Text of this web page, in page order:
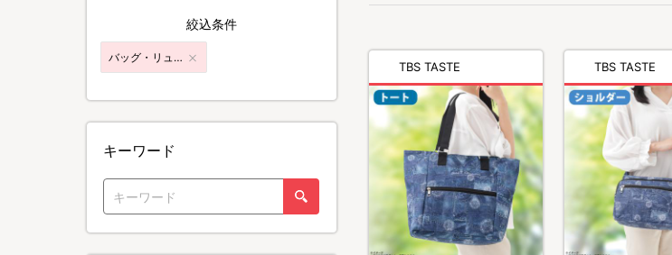
TBS TASTE TBS TASTE
絞込条件
バッグ・リュック
キーワード